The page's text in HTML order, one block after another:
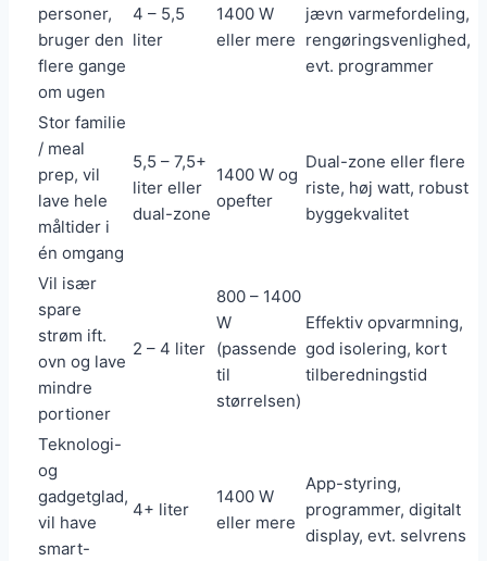
personer,
bruger den
flere gange
om ugen
4 – 5,5
liter
1400 W
eller mere
jævn varmefordeling,
rengøringsvenlighed,
evt. programmer
Stor familie
/ meal
prep, vil
lave hele
måltider i
én omgang
5,5 – 7,5+
liter eller
dual-zone
1400 W og
opefter
Dual-zone eller flere
riste, høj watt, robust
byggekvalitet
Vil især
spare
strøm ift.
ovn og lave
mindre
portioner
2 – 4 liter
800 – 1400
W
(passende
til
størrelsen)
Effektiv opvarmning,
god isolering, kort
tilberedningstid
Teknologi-
og
gadgetglad,
vil have
smart-
4+ liter
1400 W
eller mere
App-styring,
programmer, digitalt
display, evt. selvrens